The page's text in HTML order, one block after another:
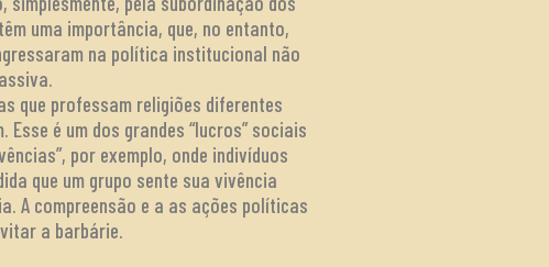
uma importância, que, no entanto,
na política institucional não
que professam religiões diferentes
é um dos grandes “lucros” sociais
por exemplo, onde indivíduos
que um grupo sente sua vivência
A compreensão e a as ações políticas
a barbárie.